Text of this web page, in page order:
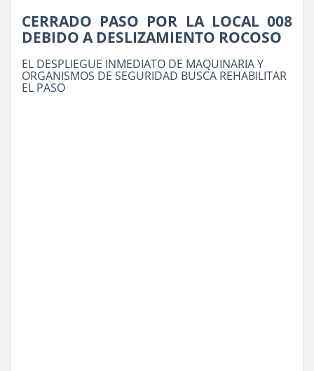
CERRADO PASO POR LA LOCAL 008
DEBIDO A DESLIZAMIENTO ROCOSO
EL DESPLIEGUE INMEDIATO DE MAQUINARIA Y
ORGANISMOS DE SEGURIDAD BUSCA REHABILITAR
EL PASO